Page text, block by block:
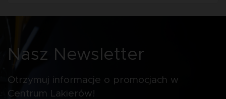
Nasz Newsletter
Otrzymuj informacje o promocjach w
Centrum Lakierów!